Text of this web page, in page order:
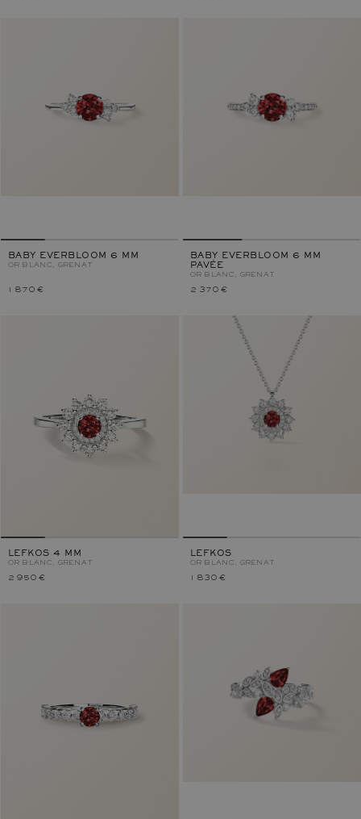
BABY EVERBLOOM 6 MM
OR BLANC, GRENAT
1 870 €
BABY EVERBLOOM 6 MM
PAVÉE
OR BLANC, GRENAT
2 370 €
LEFKOS 4 MM
OR BLANC, GRENAT
2 950 €
LEFKOS
OR BLANC, GRENAT
1 830 €